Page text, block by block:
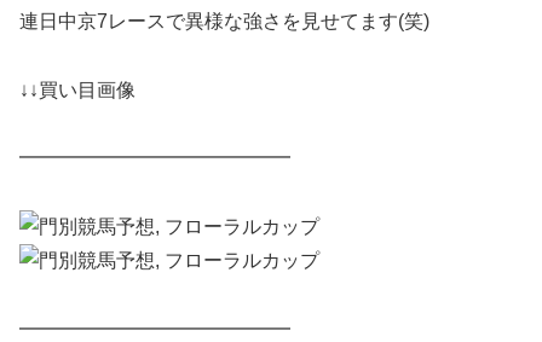
連日中京7レースで異様な強さを見せてます(笑)
↓↓買い目画像
━━━━━━━━━━━━━━
━━━━━━━━━━━━━━